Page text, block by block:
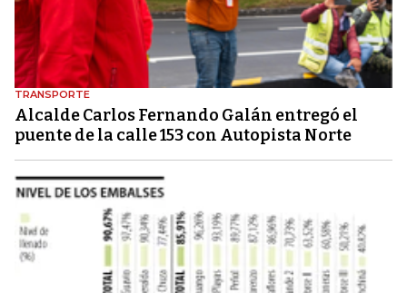
TRANSPORTE
Alcalde Carlos Fernando Galán entregó el
puente de la calle 153 con Autopista Norte